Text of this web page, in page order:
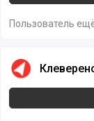
Пользователь
Клеверенс